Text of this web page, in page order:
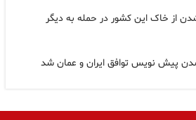
از خاک این کشور در حمله به دیگر
پیش نویس توافق ایران و عمان شد